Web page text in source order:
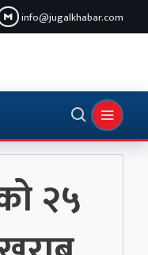
info@jugalkhabar.com
२५